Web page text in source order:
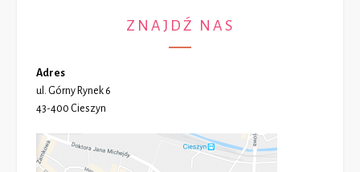
ZNAJDŹ NAS
Adres
ul. Górny Rynek 6
43-400 Cieszyn